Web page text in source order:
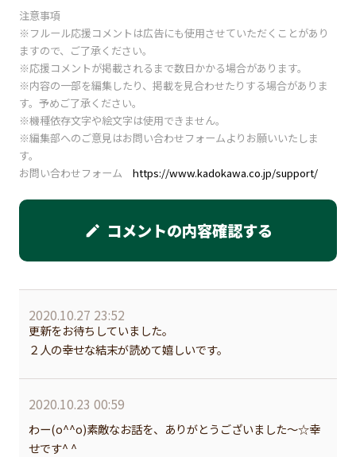
注意事項
※フルール応援コメントは広告にも使用させていただくことがあり
ますので、ご了承ください。
※応援コメントが掲載されるまで数日かかる場合があります。
※内容の一部を編集したり、掲載を見合わせたりする場合がありま
す。予めご了承ください。
※機種依存文字や絵文字は使用できません。
※編集部へのご意見はお問い合わせフォームよりお願いいたしま
す。
お問い合わせフォーム https://www.kadokawa.co.jp/support/
edit コメントの内容確認する
2020.10.27 23:52
更新をお待ちしていました。
２人の幸せな結末が読めて嬉しいです。
2020.10.23 00:59
わー(o^^o)素敵なお話を、ありがとうございました〜☆幸
せです^ ^